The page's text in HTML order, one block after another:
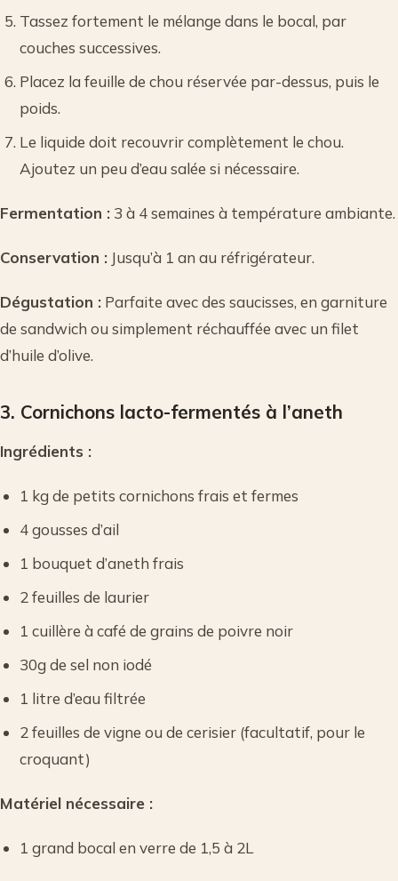
Tassez fortement le mélange dans le bocal, par
couches successives.
Placez la feuille de chou réservée par-dessus, puis le
poids.
Le liquide doit recouvrir complètement le chou.
Ajoutez un peu d’eau salée si nécessaire.
Fermentation : 3 à 4 semaines à température ambiante.
Conservation : Jusqu’à 1 an au réfrigérateur.
Dégustation : Parfaite avec des saucisses, en garniture
de sandwich ou simplement réchauffée avec un filet
d’huile d’olive.
3. Cornichons lacto-fermentés à l’aneth
Ingrédients :
1 kg de petits cornichons frais et fermes
4 gousses d’ail
1 bouquet d’aneth frais
2 feuilles de laurier
1 cuillère à café de grains de poivre noir
30g de sel non iodé
1 litre d’eau filtrée
2 feuilles de vigne ou de cerisier (facultatif, pour le
croquant)
Matériel nécessaire :
1 grand bocal en verre de 1,5 à 2L